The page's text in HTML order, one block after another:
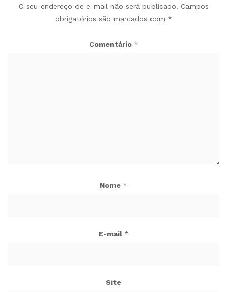
O seu endereço de e-mail não será publicado. Campos
obrigatórios são marcados com *
Comentário *
Nome *
E-mail *
Site